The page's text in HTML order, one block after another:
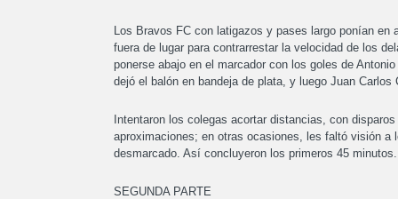
Los Bravos FC con latigazos y pases largo ponían
fuera de lugar para contrarrestar la velocidad de los
ponerse abajo en el marcador con los goles de
dejó el balón en bandeja de plata, y luego Juan Carlos
Intentaron los colegas acortar distancias, con
aproximaciones; en otras ocasiones, les faltó visión a
desmarcado. Así concluyeron los primeros 45 minutos.
SEGUNDA PARTE